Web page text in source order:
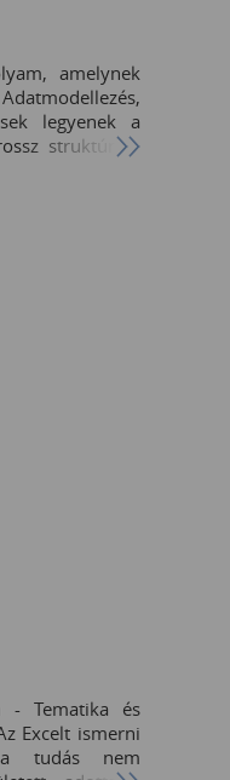
amelynek
legyenek a
struktúrájú
alakítani. A
hatékony
helyett
Olyan fejlett
amelyek
- Tematika és
Excelt ismerni
tudás nem